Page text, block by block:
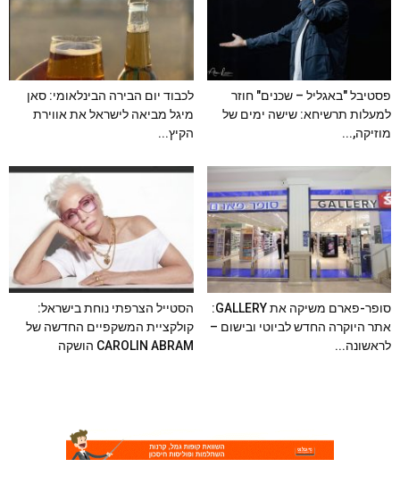
פסטיבל "באגליל – שכנים" חוזר
למעלות תרשיחא: שישה ימים של
מוזיקה,...
לכבוד יום הבירה הבינלאומי: סאן
מיגל מביאה לישראל את אווירת
הקיץ...
סופר-פארם משיקה את GALLERY:
אתר היוקרה החדש לביוטי ובישום –
לראשונה...
הסטייל הצרפתי נוחת בישראל:
קולקציית המשקפיים החדשה של
CAROLIN ABRAM הושקה